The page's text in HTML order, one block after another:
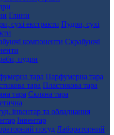
Глини
Пудри, сухі
Скрабуючі
Парфумерна тара
Пластикова тара
Скляна тара
інвентар та обладнання
Інвентар
Лабораторний